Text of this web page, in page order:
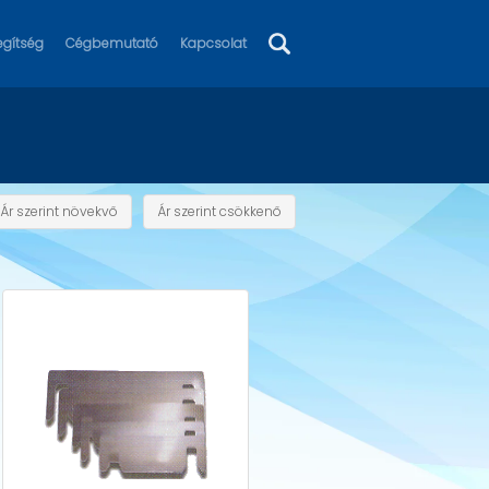
Cégbemutató Kapcsolat
Ár szerint növekvő Ár szerint csökkenő